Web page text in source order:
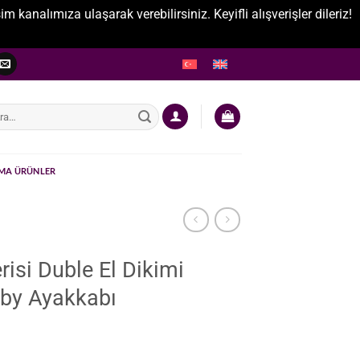
kanalımıza ulaşarak verebilirsiniz. Keyifli alışverişler dileriz!
ÜRÜNLER
Duble El Dikimi
Ayakkabı